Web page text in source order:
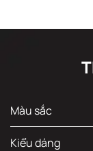
Màu sắc
Kiểu dáng